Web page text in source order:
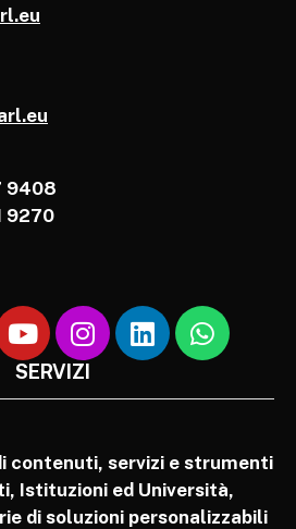
9408
9270
SERVIZI
contenuti, servizi e strumenti
Istituzioni ed Università,
di soluzioni personalizzabili